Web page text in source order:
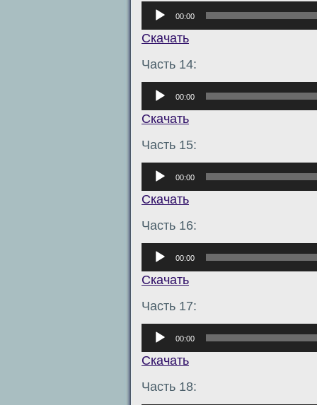
Аудиоплеер
00:00
Скачать
Часть 14:
Аудиоплеер
00:00
Скачать
Часть 15:
Аудиоплеер
00:00
Скачать
Часть 16:
Аудиоплеер
00:00
Скачать
Часть 17:
Аудиоплеер
00:00
Скачать
Часть 18: